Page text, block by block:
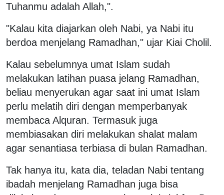
Tuhanmu adalah Allah,".
"Kalau kita diajarkan oleh Nabi, ya Nabi itu
berdoa menjelang Ramadhan," ujar Kiai Cholil.
Kalau sebelumnya umat Islam sudah
melakukan latihan puasa jelang Ramadhan,
beliau menyerukan agar saat ini umat Islam
perlu melatih diri dengan memperbanyak
membaca Alquran. Termasuk juga
membiasakan diri melakukan shalat malam
agar senantiasa terbiasa di bulan Ramadhan.
Tak hanya itu, kata dia, teladan Nabi tentang
ibadah menjelang Ramadhan juga bisa